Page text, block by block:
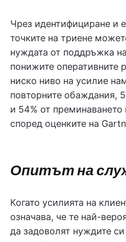
Чрез идентифициране и
точките на триене
нуждата от поддръжка
понижите оперативните
ниско ниво на усилие
повторните обаждания,
и 54% от преминаването
според оценките на
Опитът на
Когато усилията на
означава, че те най-
да задоволят нуждите